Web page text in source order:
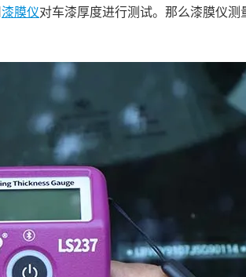
漆膜仪对车漆厚度进行测试。那么漆膜仪